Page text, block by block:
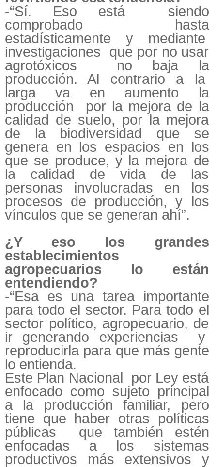
-“Sí. Eso está siendo
comprobado hasta
estadísticamente y mediante
investigaciones que por no usar
agrotóxicos no baja la
producción. Al contrario a la
larga va en aumento la
producción por la mejora de la
calidad de suelo, por la mejora
de la biodiversidad que se
genera en los espacios en los
que se produce, y la mejora de
la calidad de vida de las
personas involucradas en los
procesos de producción, y los
vínculos que se generan ahí”.
¿Y eso los grandes
establecimientos
agropecuarios lo están
entendiendo?
-“Esa es una tarea importante
para todo el sector. Para todo el
sector político, agropecuario, de
ir generando experiencias y
reproducirla para que más gente
lo entienda.
Este Plan Nacional por Ley está
enfocado como sujeto principal
a la producción familiar, pero
tiene que haber otras políticas
públicas que también estén
enfocadas a los sistemas
productivos más extensivos y